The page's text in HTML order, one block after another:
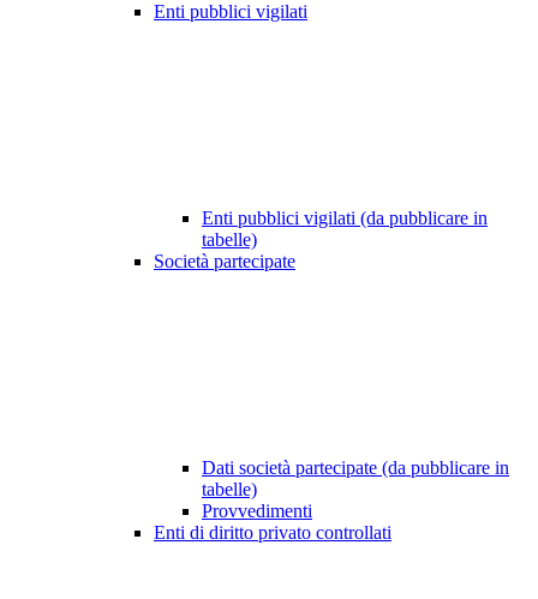
Enti pubblici vigilati
Enti pubblici vigilati (da pubblicare in
tabelle)
Società partecipate
Dati società partecipate (da pubblicare in
tabelle)
Provvedimenti
Enti di diritto privato controllati